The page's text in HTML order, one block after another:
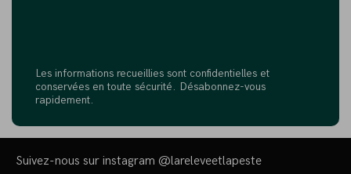
Les informations recueillies sont confidentielles et
conservées en toute sécurité. Désabonnez-vous
rapidement.
Suivez-nous sur instagram @lareleveetlapeste